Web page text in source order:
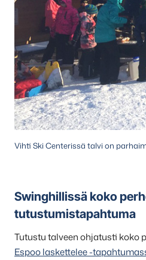
Vihti Ski Centerissä talvi on
Swinghillissä koko
tutustumistapahtuma
Tutustu talveen ohjatusti koko
Espoo laskettelee -